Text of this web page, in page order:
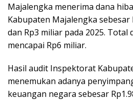
Majalengka menerima dana
Kabupaten Majalengka sebesar
dan Rp3 miliar pada 2025. Total
mencapai Rp6 miliar.
Hasil audit Inspektorat
menemukan adanya
keuangan negara sebesar